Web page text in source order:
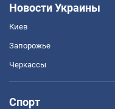
Новости Украины
Киев
Запорожье
Черкассы
Спорт